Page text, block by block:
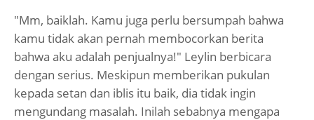
"Mm, baiklah. Kamu juga perlu bersumpah bahwa
kamu tidak akan pernah membocorkan berita
bahwa aku adalah penjualnya!" Leylin berbicara
dengan serius. Meskipun memberikan pukulan
kepada setan dan iblis itu baik, dia tidak ingin
mengundang masalah. Inilah sebabnya mengapa